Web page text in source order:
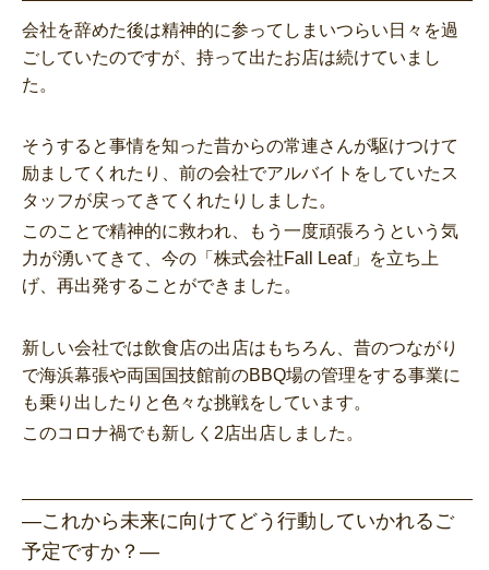
会社を辞めた後は精神的に参ってしまいつらい日々を過
ごしていたのですが、持って出たお店は続けていまし
た。
そうすると事情を知った昔からの常連さんが駆けつけて
励ましてくれたり、前の会社でアルバイトをしていたス
タッフが戻ってきてくれたりしました。
このことで精神的に救われ、もう一度頑張ろうという気
力が湧いてきて、今の「株式会社Fall Leaf」を立ち上
げ、再出発することができました。
新しい会社では飲食店の出店はもちろん、昔のつながり
で海浜幕張や両国国技館前のBBQ場の管理をする事業に
も乗り出したりと色々な挑戦をしています。
このコロナ禍でも新しく2店出店しました。
―これから未来に向けてどう行動していかれるご
予定ですか？―